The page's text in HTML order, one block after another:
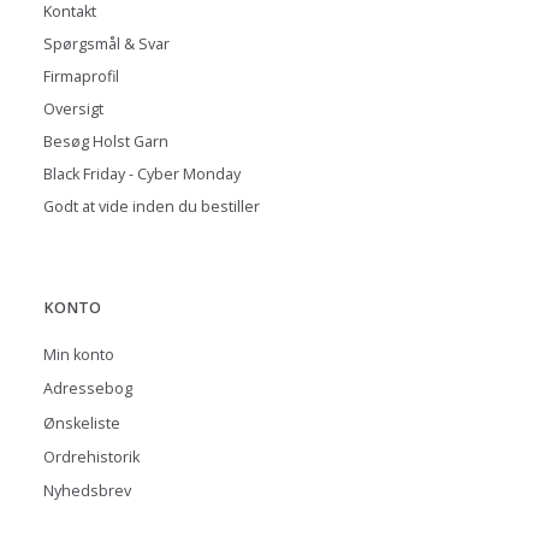
Kontakt
Spørgsmål & Svar
Firmaprofil
Oversigt
Besøg Holst Garn
Black Friday - Cyber Monday
Godt at vide inden du bestiller
KONTO
Min konto
Adressebog
Ønskeliste
Ordrehistorik
Nyhedsbrev